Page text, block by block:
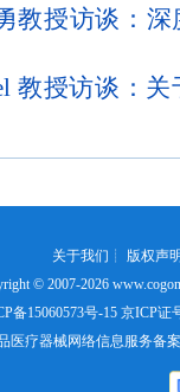
教授访谈：
教授访谈：
关于我们 ┊ 版权声
© 2007-2026
备15060573号-15京ICP证
医疗器械网络信息服务备